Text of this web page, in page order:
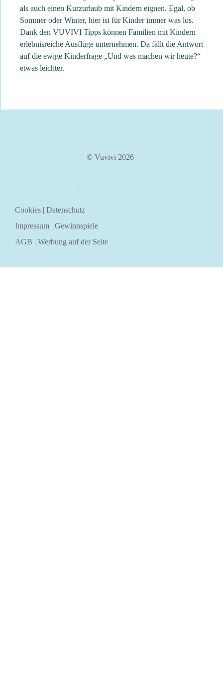
als auch einen Kurzurlaub mit Kindern eignen. Egal, ob
Sommer oder Winter, hier ist für Kinder immer was los.
Dank den VUVIVI Tipps können Familien mit Kindern
erlebnisreiche Ausflüge unternehmen. Da fällt die Antwort
auf die ewige Kinderfrage „Und was machen wir heute?“
etwas leichter.
© Vuvivi 2026
Cookies | Datenschutz
Impressum | Gewinnspiele
AGB | Werbung auf der Seite